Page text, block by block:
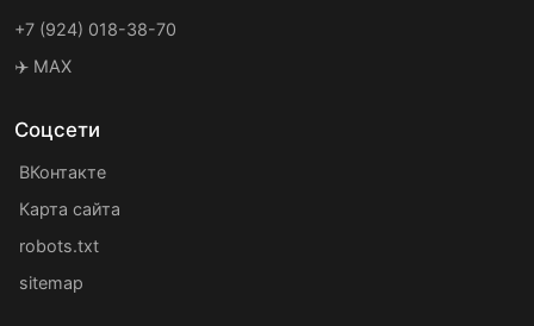
+7 (924) 018-38-70
✈️ MAX
Соцсети
ВКонтакте
Карта сайта
robots.txt
sitemap